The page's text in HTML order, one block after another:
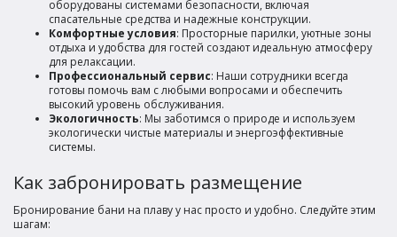
оборудованы системами безопасности, включая
спасательные средства и надежные конструкции.
Комфортные условия: Просторные парилки, уютные зоны
отдыха и удобства для гостей создают идеальную атмосферу
для релаксации.
Профессиональный сервис: Наши сотрудники всегда
готовы помочь вам с любыми вопросами и обеспечить
высокий уровень обслуживания.
Экологичность: Мы заботимся о природе и используем
экологически чистые материалы и энергоэффективные
системы.
Как забронировать размещение
Бронирование бани на плаву у нас просто и удобно. Следуйте этим
шагам: